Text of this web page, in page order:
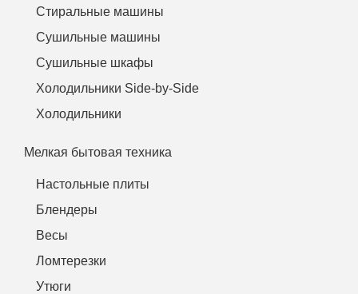
Стиральные машины
Сушильные машины
Сушильные шкафы
Холодильники Side-by-Side
Холодильники
Мелкая бытовая техника
Настольные плиты
Блендеры
Весы
Ломтерезки
Утюги